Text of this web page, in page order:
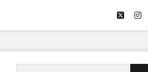
twitter
Seitenleiste